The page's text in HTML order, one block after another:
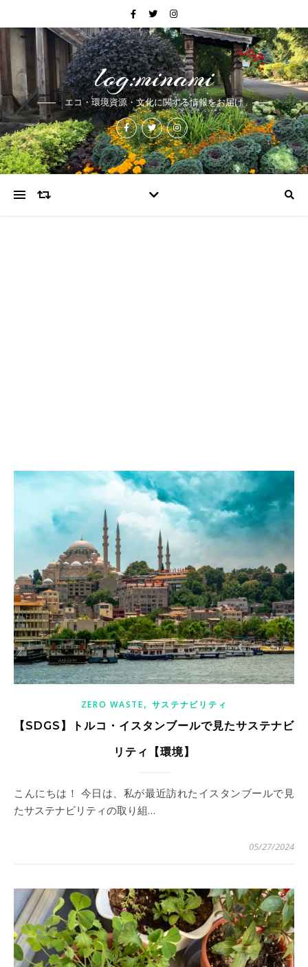
log:minami
エコ・環境資源・文化に関する情報をお届け
ZERO WASTE, サステナビリティ
【SDGS】トルコ・イスタンブールで見たサステナビ
リティ【環境】
こんにちは！ 今日は、私が最近訪れたイスタンブールで見
たサステナビリティの取り組…
05/27/2024